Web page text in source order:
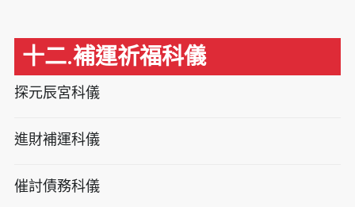
十二.補運祈福科儀
探元辰宮科儀
進財補運科儀
催討債務科儀